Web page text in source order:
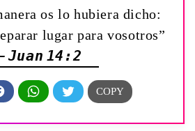
os lo hubiera dicho:
lugar para vosotros”
Juan 14:2